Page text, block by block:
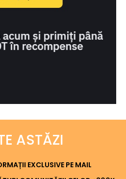
ASTĂZI
EXCLUSIVE PE MAIL